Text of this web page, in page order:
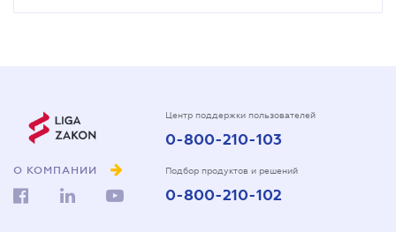
О КОМПАНИИ
Центр поддержки пользователей
0-800-210-103
Подбор продуктов и решений
0-800-210-102